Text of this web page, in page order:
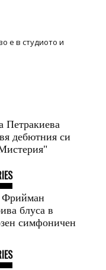
е в студиото и
Петракиева
дебютния си
блуса в
симфоничен